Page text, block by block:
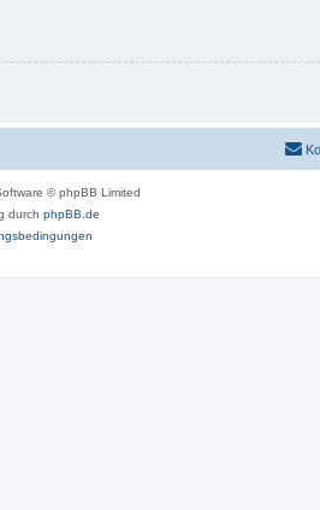
© phpBB Limited
durch phpBB.de